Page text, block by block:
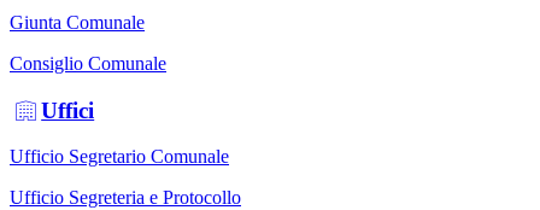
Giunta Comunale
Consiglio Comunale
Uffici
Ufficio Segretario Comunale
Ufficio Segreteria e Protocollo